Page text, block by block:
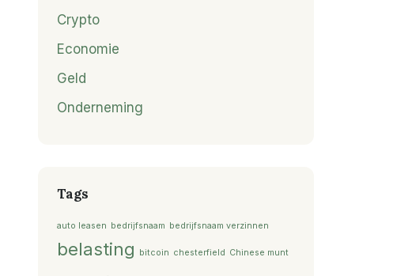
Crypto
Economie
Geld
Onderneming
Tags
auto leasen bedrijfsnaam bedrijfsnaam verzinnen
belasting bitcoin chesterfield Chinese munt